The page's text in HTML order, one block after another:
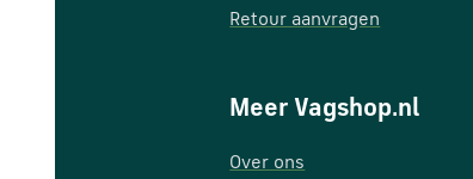
Retour aanvragen
Meer Vagshop.nl
Over ons